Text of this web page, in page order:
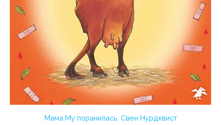
Мама Му поранилась. Свен Нурдквист